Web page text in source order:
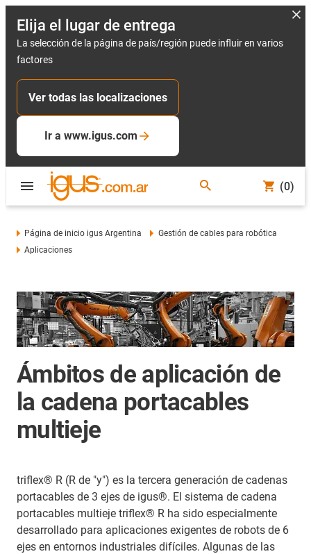
Elija el lugar de entrega
La selección de la página de país/región puede influir en varios
factores
Ver todas las localizaciones
Ir a www.igus.com
(0)
Página de inicio igus Argentina
Gestión de cables para robótica
Aplicaciones
Ámbitos de aplicación de
la cadena portacables
multieje
triflex® R (R de "y") es la tercera generación de cadenas
portacables de 3 ejes de igus®. El sistema de cadena
portacables multieje triflex® R ha sido especialmente
desarrollado para aplicaciones exigentes de robots de 6
ejes en entornos industriales difíciles. Algunas de las